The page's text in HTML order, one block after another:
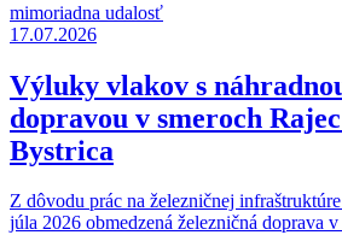
mimoriadna udalosť
17.07.2026
Výluky vlakov s
dopravou v smeroch
Bystrica
Z dôvodu prác na železničnej
júla 2026 obmedzená železničná doprava